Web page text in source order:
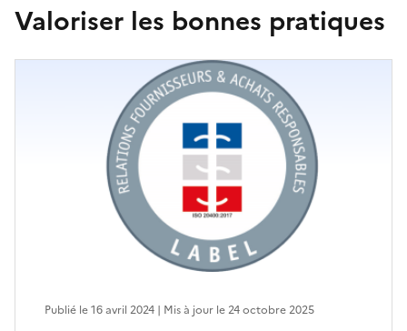
Valoriser les bonnes pratiques
Publié le 16 avril 2024 | Mis à jour le 24 octobre 2025